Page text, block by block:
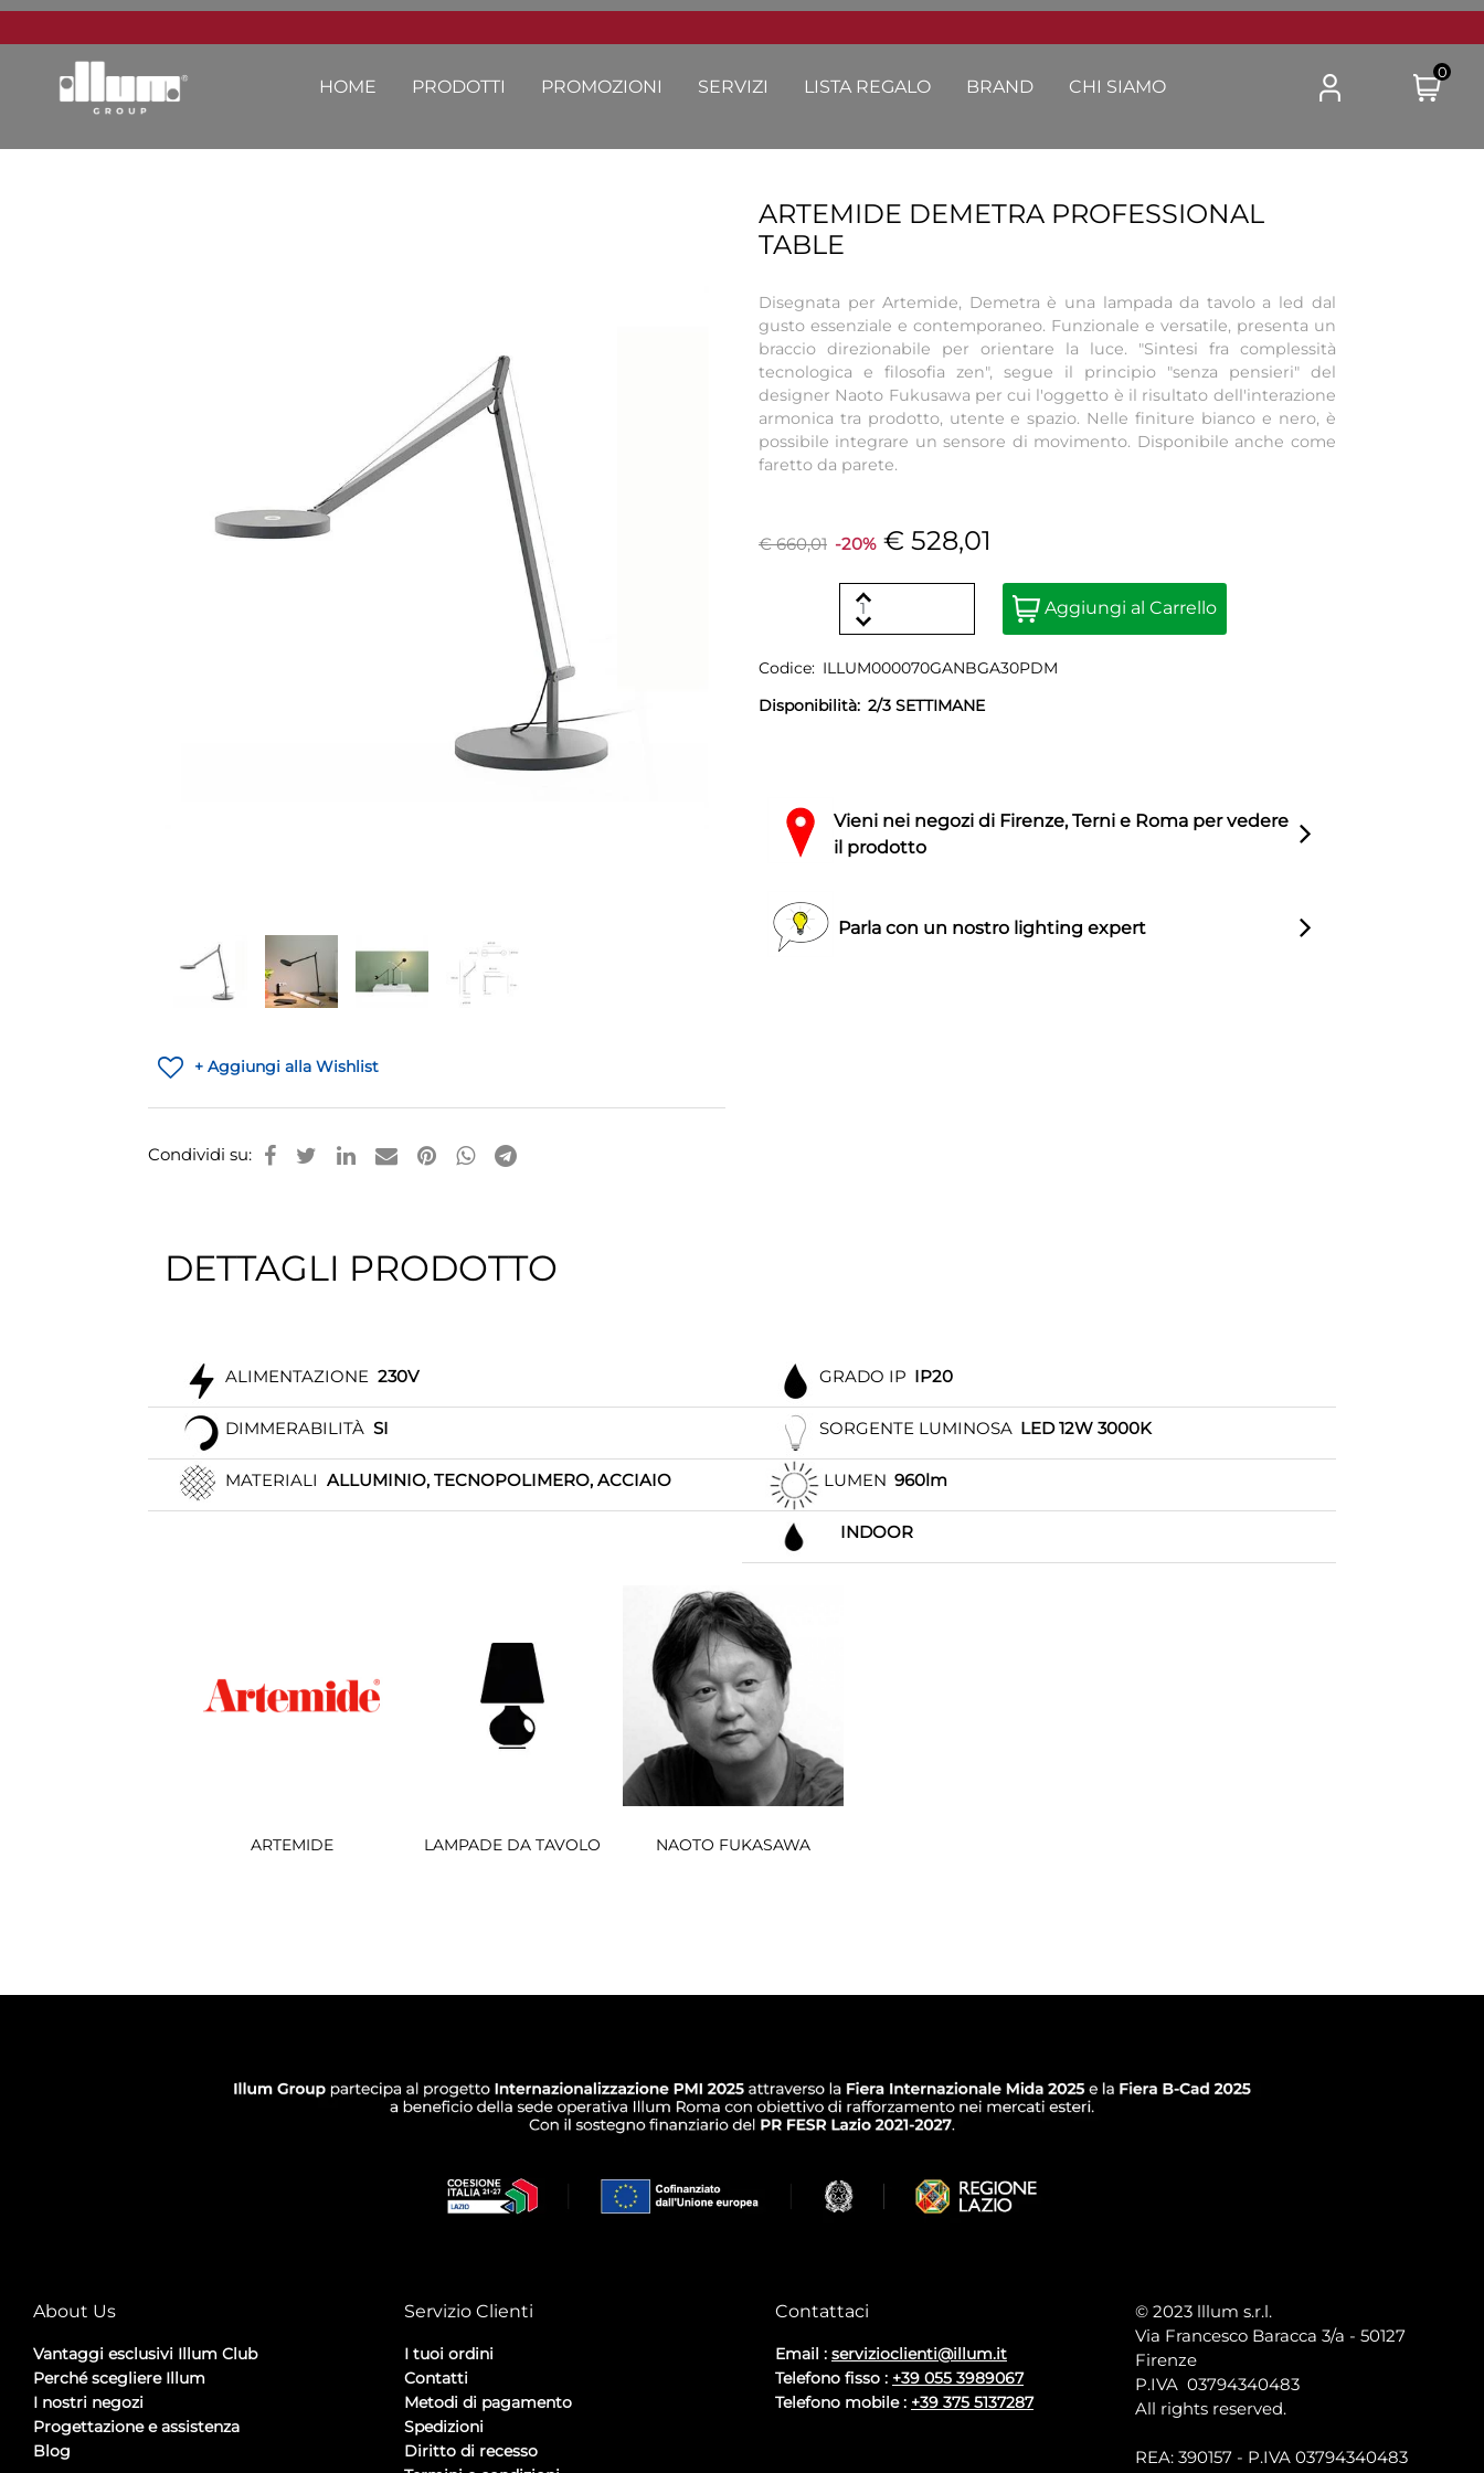
HOME PRODOTTI PROMOZIONI SERVIZI LISTA REGALO BRAND CHI SIAMO
0
+ Aggiungi alla Wishlist
Condividi su:
ARTEMIDE DEMETRA PROFESSIONAL
TABLE
Disegnata per Artemide, Demetra è una lampada da tavolo a led dal
gusto essenziale e contemporaneo. Funzionale e versatile, presenta un
braccio direzionabile per orientare la luce. "Sintesi fra complessità
tecnologica e filosofia zen", segue il principio "senza pensieri" del
designer Naoto Fukusawa per cui l'oggetto è il risultato dell'interazione
armonica tra prodotto, utente e spazio. Nelle finiture bianco e nero, è
possibile integrare un sensore di movimento. Disponibile anche come
faretto da parete.
€ 660,01 -20% € 528,01
Quantity
Aggiungi al Carrello
Codice: ILLUM000070GANBGA30PDM
Disponibilità: 2/3 SETTIMANE
Vieni nei negozi di Firenze, Terni e Roma per vedere
il prodotto
Parla con un nostro lighting expert
DETTAGLI PRODOTTO
ALIMENTAZIONE 230V
DIMMERABILITÀ SI
MATERIALI ALLUMINIO, TECNOPOLIMERO, ACCIAIO
GRADO IP IP20
SORGENTE LUMINOSA LED 12W 3000K
LUMEN 960lm
INDOOR
ARTEMIDE LAMPADE DA TAVOLO NAOTO FUKASAWA
About Us
Vantaggi esclusivi Illum Club
Perché scegliere Illum
I nostri negozi
Progettazione e assistenza
Blog
Servizio Clienti
I tuoi ordini
Contatti
Metodi di pagamento
Spedizioni
Diritto di recesso
Contattaci
Email : servizioclienti@illum.it
Telefono fisso : +39 055 3989067
Telefono mobile : +39 375 5137287
© 2023 lllum s.r.l.
Via Francesco Baracca 3/a - 50127
Firenze
P.IVA 03794340483
All rights reserved.
REA: 390157 - P.IVA 03794340483